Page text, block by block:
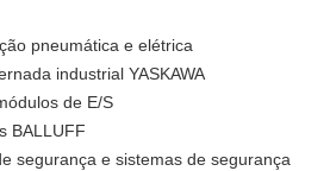
pneumática e elétrica
industrial YASKAWA
de E/S
BALLUFF
segurança e sistemas de segurança